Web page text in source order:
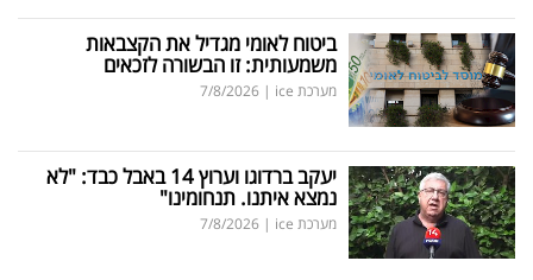
ביטוח לאומי מגדיל את הקצבאות
משמעותית: זו הבשורה לזכאים
מערכת ice |
7/8/2026
יעקב ברדוגו וערוץ 14 באבל כבד: "לא
נמצא איתנו. תנחומינו"
מערכת ice |
7/8/2026